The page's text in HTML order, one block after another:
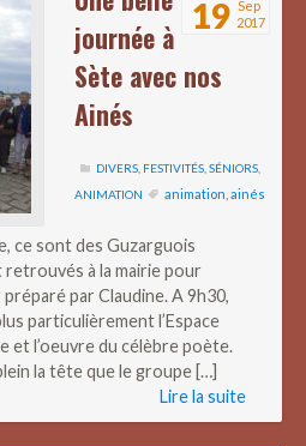
19
Sep
2017
journée à
Sète avec nos
Ainés
DIVERS, FESTIVITÉS,SÉNIORS,
ANIMATION
animation ainés
ce sont des Guzarguois
à la mairie pour
par Claudine. A 9h30,
particulièrement l’Espace
et l’oeuvre du célèbre poète.
la tête que le groupe […]
Lire la suite